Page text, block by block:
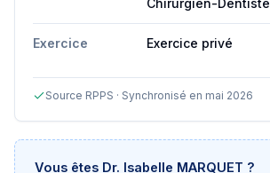
Chirurgien-Dentiste
Exercice Exercice privé
Source RPPS · Synchronisé en mai 2026
Vous êtes Dr. Isabelle MARQUET ?